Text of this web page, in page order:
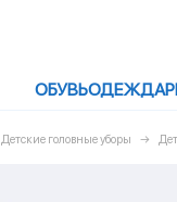
ОБУВЬОДЕЖДА
Детские головные уборы